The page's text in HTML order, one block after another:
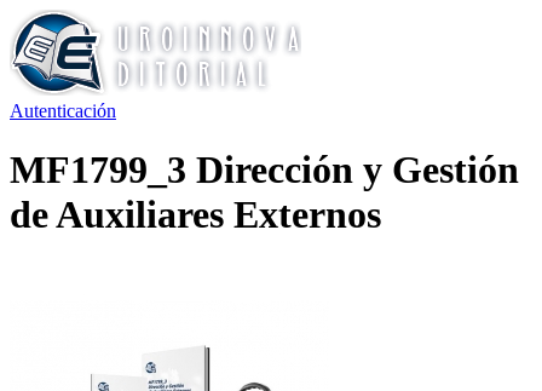
Autenticación
MF1799_3 Dirección y Gestión
de Auxiliares Externos